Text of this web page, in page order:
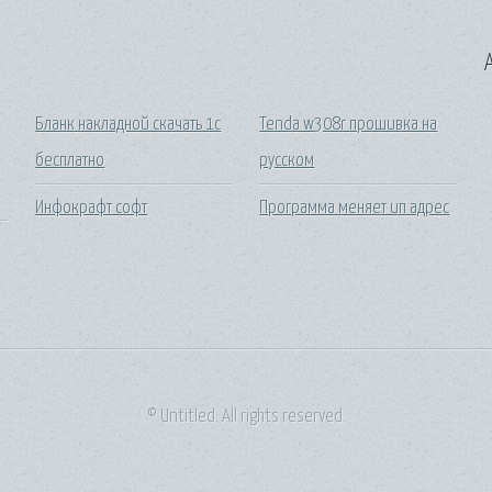
Бланк накладной скачать 1с
бесплатно
Инфокрафт софт
Tenda w308r прошивка на
русском
Программа меняет ип адрес
© Untitled. All rights reserved.